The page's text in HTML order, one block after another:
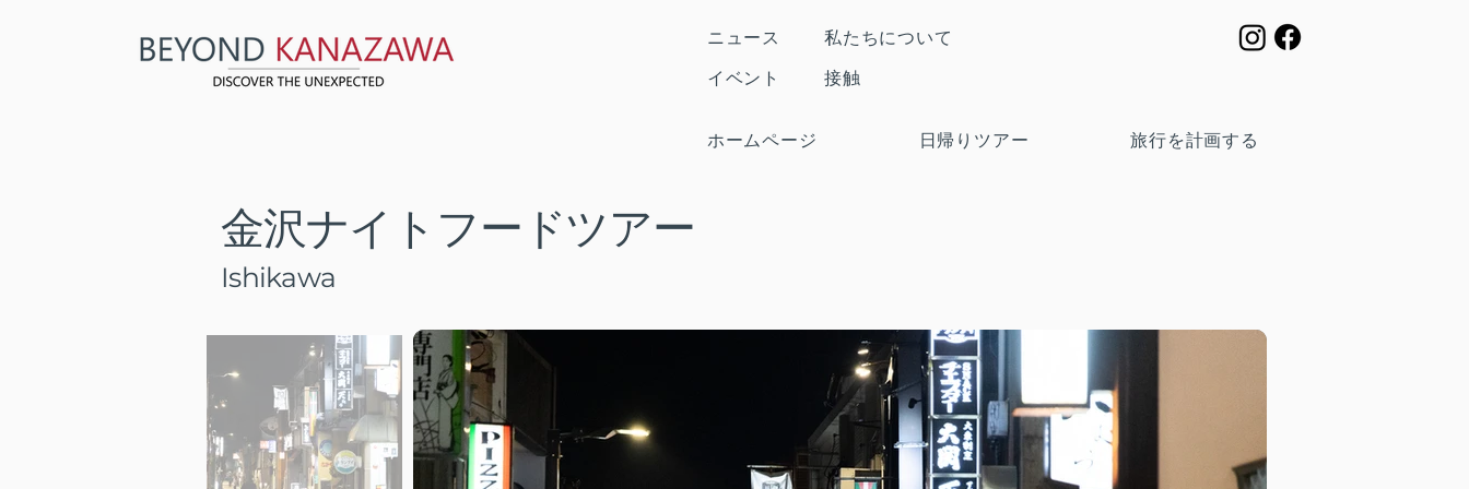
ニュース
私たちについて
イベント
接触
ホームページ 日帰りツアー 旅行を計画する
金沢ナイトフードツアー
Ishikawa